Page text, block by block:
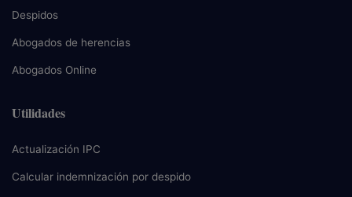
Despidos
Abogados de herencias
Abogados Online
Utilidades
Actualización IPC
Calcular indemnización por despido